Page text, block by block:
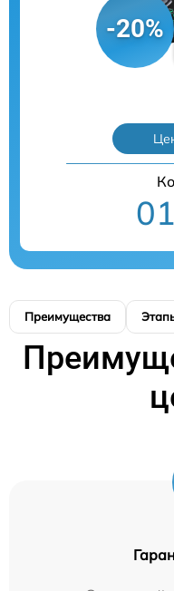
-20%
Преимущества